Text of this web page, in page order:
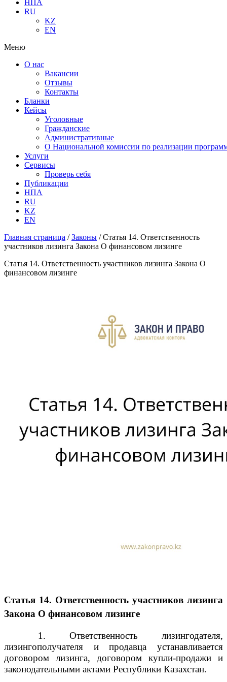
НПА
RU
KZ
EN
Меню
О нас
Вакансии
Отзывы
Контакты
Бланки
Кейсы
Уголовные
Гражданские
Административные
О Национальной комиссии по реализации
Услуги
Сервисы
Проверь себя
Публикации
НПА
RU
KZ
EN
Главная страница /Законы /Статья 14. Ответственность
участников лизинга Закона О финансовом лизинге
Статья 14. Ответственность участников лизинга Закона О
финансовом лизинге
Статья 14. Ответственность участников лизинга
Закона О финансовом лизинге
1. Ответственность лизингодателя,
лизингополучателя и продавца устанавливается
договором лизинга, договором купли-продажи и
законодательными актами Республики Казахстан.